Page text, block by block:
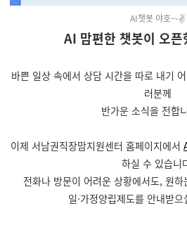
AI챗봇 야호-~✌️
AI 맘편한 챗봇이 오
바쁜 일상 속에서 상담 시간을 따로 내기
러분께
반가운 소식을 전합
이제 서남권직장맘지원센터 홈페이지에서
하실 수 있습니
전화나 방문이 어려운 상황에서도, 원
일·가정양립제도를 안내받